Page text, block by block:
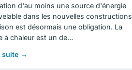
d'au moins une source d'énergie
dans les nouvelles constructions
est désormais une obligation. La
à chaleur est un de…
suite →